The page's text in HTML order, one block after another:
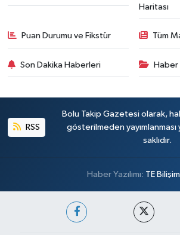
Haritası
Puan Durumu ve Fikstür Tüm
Son Dakika Haberleri Haber
RSS
Bolu Takip Gazetesi olarak,
gösterilmeden yayımlanması
saklıdır.
Haber Yazılımı: TE Bilişim